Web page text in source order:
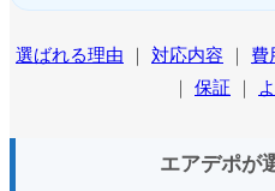
選ばれる理由 対応内容 費
保証
エアデポが